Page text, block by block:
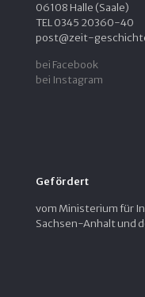
06108 Halle (Saale)
TEL 0345 20360-40
post@zeit-
bei Facebook
bei Instagram
Gefördert
vom Ministerium für
Sachsen-Anhalt und